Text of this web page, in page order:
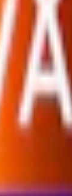
ger en
en väger 1
inte
av klassiska
Upptäck